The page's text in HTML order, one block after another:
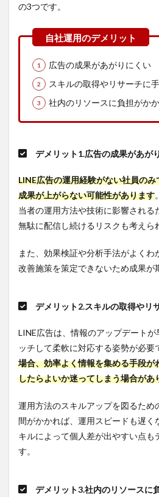
おす
代理
店3
5.1
アナ
グラ
ム株
社
こんな
すす
め！
5.1.2
アナ
グラム
社の強
み
ラム株
の概要
5.2
株式
グラ
キュ
ーブ
5.2.1
の3つです。
広告の成果があがりにくい
スキルの取得やリサーチに
社内のリソースに負担がか
デメリット1.広告の成果があが
LINE広告の運用経験がない社員の
成果が上がらない可能性があります
当者の運用方法や技術に影響される
無駄に配信し続けるリスクも考えら
また、効果検証や分析手法がよくわ
改善施策を策定できないため成果が
デメリット2.スキルの取得やリ
LINE広告は、情報のアップデート
ッチして柔軟に対応する姿勢が必要
場合、効率よく情報を集める手段が
したらよいか迷ってしまう場合があ
運用方法のスキルアップを図るため
間がかかれば、運用スピードも遅く
キルによって個人差が出やすい点も
す。
デメリット3.社内のリソースに